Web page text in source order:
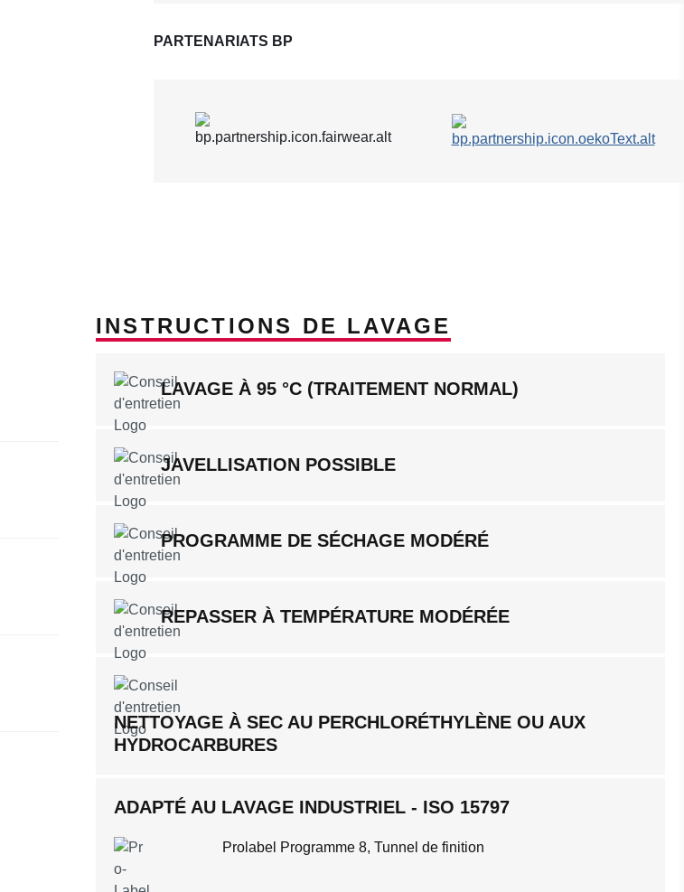
PARTENARIATS BP
INSTRUCTIONS DE LAVAGE
LAVAGE À 95 °C (TRAITEMENT NORMAL)
JAVELLISATION POSSIBLE
PROGRAMME DE SÉCHAGE MODÉRÉ
REPASSER À TEMPÉRATURE MODÉRÉE
NETTOYAGE À SEC AU PERCHLORÉTHYLÈNE OU AUX
HYDROCARBURES
ADAPTÉ AU LAVAGE INDUSTRIEL - ISO 15797
Prolabel Programme 8, Tunnel de finition